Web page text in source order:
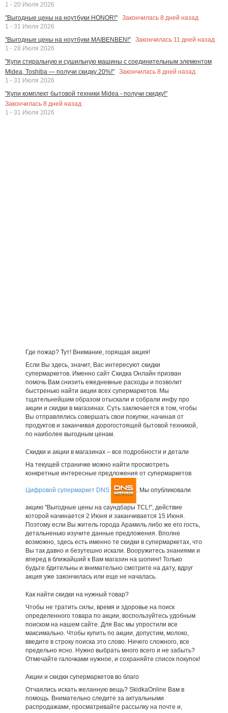
1 - 20 Июля 2026
"Выгодные цены на ноутбуки HONOR!"
Закончилась 8 дней назад
1 - 31 Июля 2026
"Выгодные цены на ноутбуки MAIBENBEN!"
Закончилась 11 дней назад
1 - 28 Июля 2026
"Купи стиральную и сушильную машины с соединительным элементом
Midea, Toshiba — получи скидку 20%!"
Закончилась 8 дней назад
1 - 31 Июля 2026
"Купи комплект бытовой техники Midea - получи скидку!"
Закончилась 8 дней назад
1 - 31 Июля 2026
Где пожар? Тут! Внимание, горящая акция!
Если Вы здесь, значит, Вас интересуют скидки
супермаркетов. Именно сайт Скидка Онлайн призван
помочь Вам снизить ежедневные расходы и позволит
быстренько найти акции всех супермаркетов. Мы
тщательнейшим образом отыскали и собрали инфу про
акции и скидки в магазинах. Суть заключается в том, чтобы
Вы отправлялись совершать свои покупки, начиная от
продуктов и заканчивая дорогостоящей бытовой техникой,
по наиболее выгодным ценам.
Скидки и акции в магазинах – все подробности и детали
На текущей страничке можно найти просмотреть
конкретные интересные предложения от супермаркетов
Цифровой супермаркет DNS . Мы опубликовали
акцию "Выгодные цены на саундбары TCL!", действие
которой начинается 2 Июня и заканчивается 15 Июня.
Поэтому если Вы житель города Арамиль либо же его гость,
детальненько изучите данные предложения. Вполне
возможно, здесь есть именно те скидки в супермаркетах, что
Вы так давно и безутешно искали. Вооружитесь знаниями и
вперед в ближайший к Вам магазин на шопинг! Только
будьте бдительны и внимательно смотрите на дату, вдруг
акция уже закончилась или еще не началась.
Как найти скидки на нужный товар?
Чтобы не тратить силы, время и здоровье на поиск
определенного товара по акции, воспользуйтесь удобным
поиском на нашем сайте. Для Вас мы упростили все
максимально. Чтобы купить по акции, допустим, молоко,
введите в строку поиска это слово. Ничего сложного, все
предельно ясно. Нужно выбрать много всего и не забыть?
Отмечайте галочками нужное, и сохраняйте список покупок!
Акции и скидки супермаркетов во благо
Отчаялись искать желанную вещь? SkidkaOnline Вам в
помощь. Внимательно следите за актуальными
распродажами, просматривайте рассылку на почте и,